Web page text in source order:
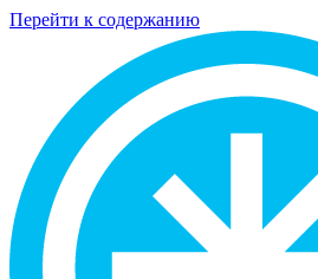
Перейти к содержанию